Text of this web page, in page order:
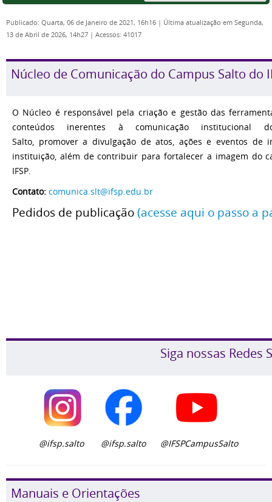
Publicado: Quarta, 06 de Janeiro de 2021, 16h16 | Última atualização em Segunda,
13 de Abril de 2026, 14h27 | Acessos: 41017
Núcleo de Comunicação do Campus Salto do
O Núcleo é responsável pela criação e gestão das
conteúdos inerentes à comunicação institucional
Salto, promover a divulgação de atos, ações e eventos de
instituição, além de contribuir para fortalecer a imagem do
IFSP.
Contato: comunica.slt@ifsp.edu.br
Pedidos de publicação (acesse aqui o passo a
Siga nossas Redes
@ifsp.salto @ifsp.salto @IFSPCampusSalto
Manuais e Orientações